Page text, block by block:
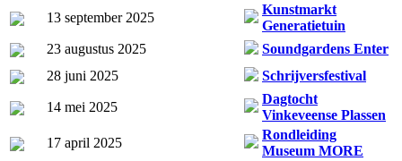
13 september 2025
Kunstmarkt
Generatietuin
23 augustus 2025
Soundgardens Enter
28 juni 2025
Schrijversfestival
14 mei 2025
Dagtocht
Vinkeveense Plassen
17 april 2025
Rondleiding
Museum MORE